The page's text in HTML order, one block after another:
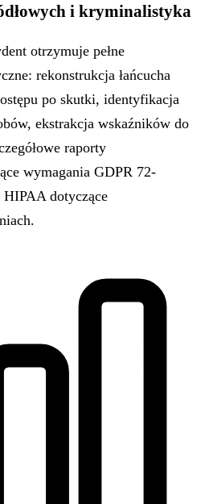
i kryminalistyka
otrzymuje pełne
rekonstrukcja łańcucha
po skutki, identyfikacja
ekstrakcja wskaźników do
raporty
wymagania GDPR 72-
dotyczące